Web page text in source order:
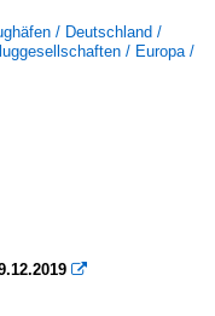
/ Deutschland /
/ Europa /
